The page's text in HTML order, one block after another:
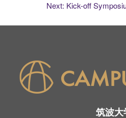
ビ
Next: Kick-off
筑波大